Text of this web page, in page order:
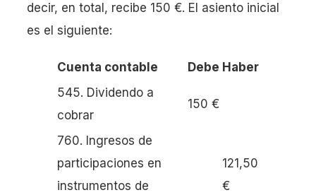
decir, en total, recibe 150 €. El asiento inicial
es el siguiente:
Cuenta contable Debe Haber
545. Dividendo a
cobrar
150 €
760. Ingresos de
participaciones en
instrumentos de
121,50
€